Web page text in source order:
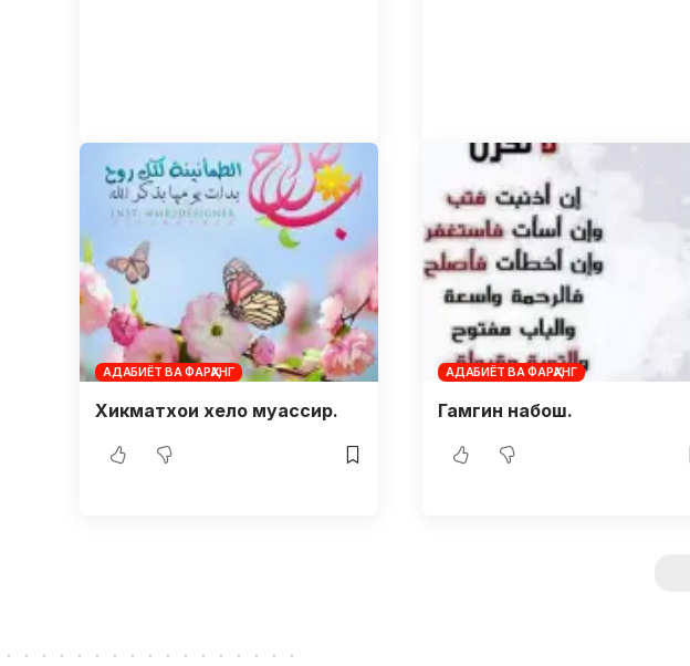
АДАБИЁТ ВА ФАРҲАНГ
Хикматхои хело муассир.
АДАБИЁТ ВА ФАРҲАНГ
Гамгин набош.